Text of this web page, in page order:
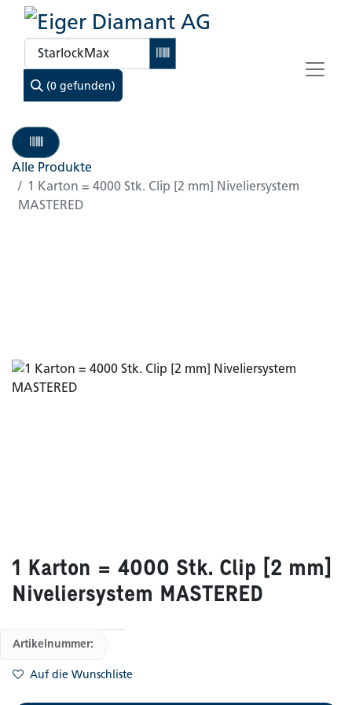
(0 gefunden)
Alle Produkte
1 Karton = 4000 Stk. Clip [2 mm] Niveliersystem
MASTERED
1 Karton = 4000 Stk. Clip [2 mm]
Niveliersystem MASTERED
Artikelnummer:
Auf die Wunschliste